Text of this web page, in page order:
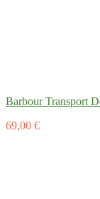
Barbour Transport
69,00 €